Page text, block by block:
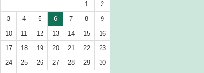
1
2
3
4 5 6 7 8
9
10
11 12 13 14 15
16
17
18 19 20 21 22
23
24
25 26 27 28 29
30